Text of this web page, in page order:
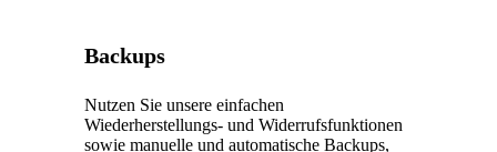
Backups
Nutzen Sie unsere einfachen
Wiederherstellungs- und Widerrufsfunktionen
sowie manuelle und automatische Backups,